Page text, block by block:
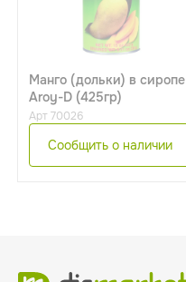
Mанго (дольки) в сиропе
Aroy-D (425гр)
Арт 70026
Сообщить о наличии